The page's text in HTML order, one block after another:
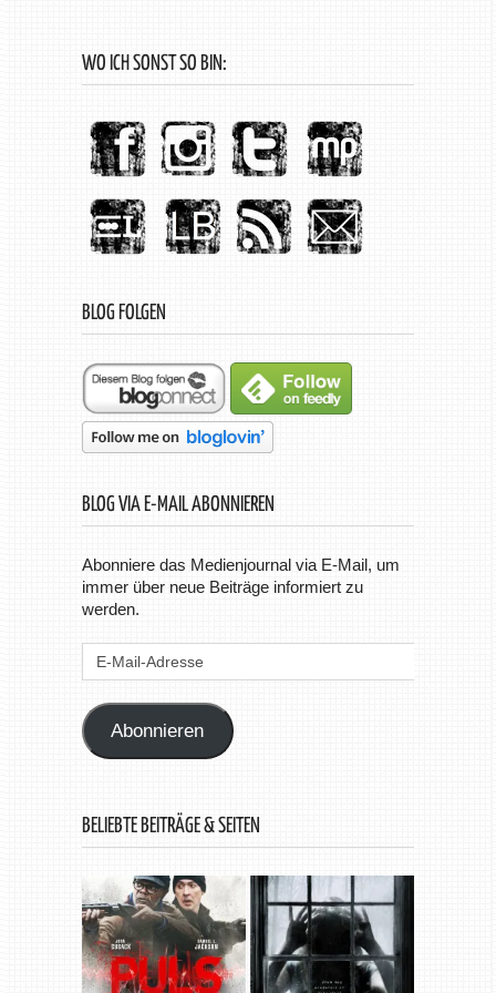
WO ICH SONST SO BIN:
BLOG FOLGEN
BLOG VIA E-MAIL ABONNIEREN
Abonniere das Medienjournal via E-Mail, um
immer über neue Beiträge informiert zu
werden.
Mail-
Abonnieren
BELIEBTE BEITRÄGE & SEITEN